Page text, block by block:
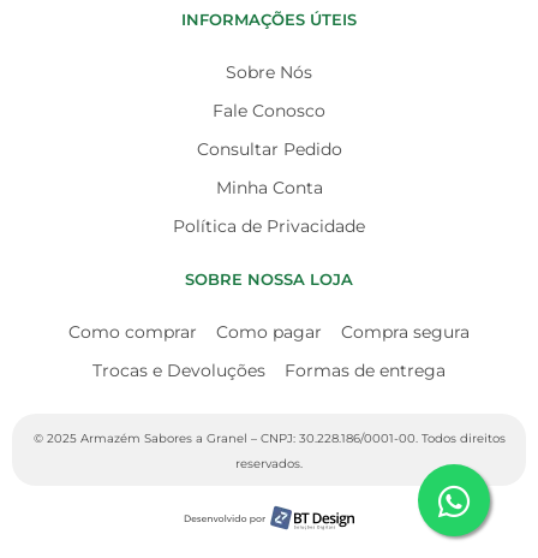
INFORMAÇÕES ÚTEIS
Sobre Nós
Fale Conosco
Consultar Pedido
Minha Conta
Política de Privacidade
SOBRE NOSSA LOJA
Como comprar Como pagar
Compra segura
Trocas e Devoluções
Formas de entrega
© 2025 Armazém Sabores a Granel – CNPJ: 30.228.186/0001-00. Todos direitos
reservados.